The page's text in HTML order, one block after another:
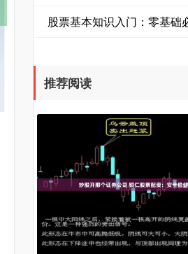
股票基本知识入门：零基础
推荐阅读